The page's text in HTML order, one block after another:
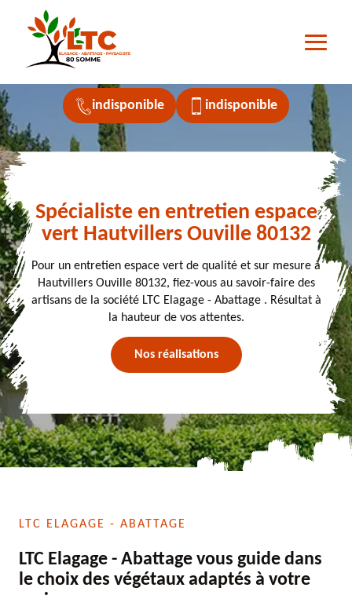
indisponible indisponible
Spécialiste en entretien espace
vert Hautvillers Ouville 80132
Pour un entretien espace vert de qualité et sur mesure à
Hautvillers Ouville 80132, fiez-vous au savoir-faire des
artisans de la société LTC Elagage - Abattage . Résultat à
la hauteur de vos attentes.
Nos réalisations
LTC ELAGAGE - ABATTAGE
LTC Elagage - Abattage vous guide dans
le choix des végétaux adaptés à votre